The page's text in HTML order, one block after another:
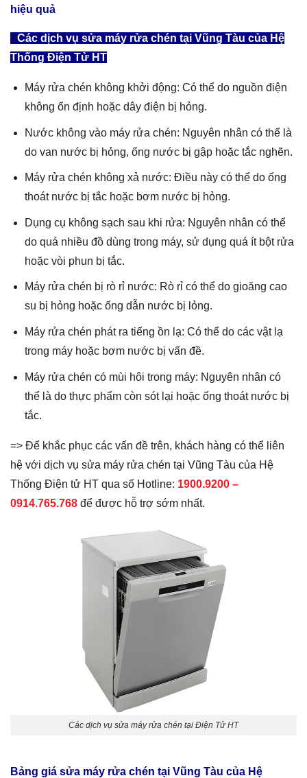
hiệu quả
Các dịch vụ sửa máy rửa chén tại Vũng Tàu của Hệ
Thống Điện Tử HT
Máy rửa chén không khởi động: Có thể do nguồn điện
không ổn định hoặc dây điện bị hỏng.
Nước không vào máy rửa chén: Nguyên nhân có thể là
do van nước bị hỏng, ống nước bị gập hoặc tắc nghẽn.
Máy rửa chén không xả nước: Điều này có thể do ống
thoát nước bị tắc hoặc bơm nước bị hỏng.
Dụng cụ không sạch sau khi rửa: Nguyên nhân có thể
do quá nhiều đồ dùng trong máy, sử dụng quá ít bột rửa
hoặc vòi phun bị tắc.
Máy rửa chén bị rò rỉ nước: Rò rỉ có thể do gioăng cao
su bị hỏng hoặc ống dẫn nước bị lỏng.
Máy rửa chén phát ra tiếng ồn lạ: Có thể do các vật lạ
trong máy hoặc bơm nước bị vấn đề.
Máy rửa chén có mùi hôi trong máy: Nguyên nhân có
thể là do thực phẩm còn sót lại hoặc ống thoát nước bị
tắc.
=> Để khắc phục các vấn đề trên, khách hàng có thể liên
hệ với dịch vụ sửa máy rửa chén tại Vũng Tàu của Hệ
Thống Điện tử HT qua số Hotline: 1900.9200 –
0914.765.768 để được hỗ trợ sớm nhất.
Các dịch vụ sửa máy rửa chén tại Điện Tử HT
Bảng giá sửa máy rửa chén tại Vũng Tàu của Hệ